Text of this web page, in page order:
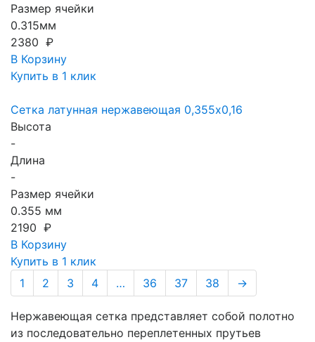
Размер ячейки
0.315мм
2380 ₽
В Корзину
Купить в 1 клик
Сетка латунная нержавеющая 0,355x0,16
Высота
-
Длина
-
Размер ячейки
0.355 мм
2190 ₽
В Корзину
Купить в 1 клик
1
2 3 4 … 36 37 38 →
Нержавеющая сетка представляет собой полотно
из последовательно переплетенных прутьев